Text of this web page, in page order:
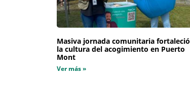
Masiva jornada comunitaria fortaleció
la cultura del acogimiento en Puerto
Mont
Ver más »